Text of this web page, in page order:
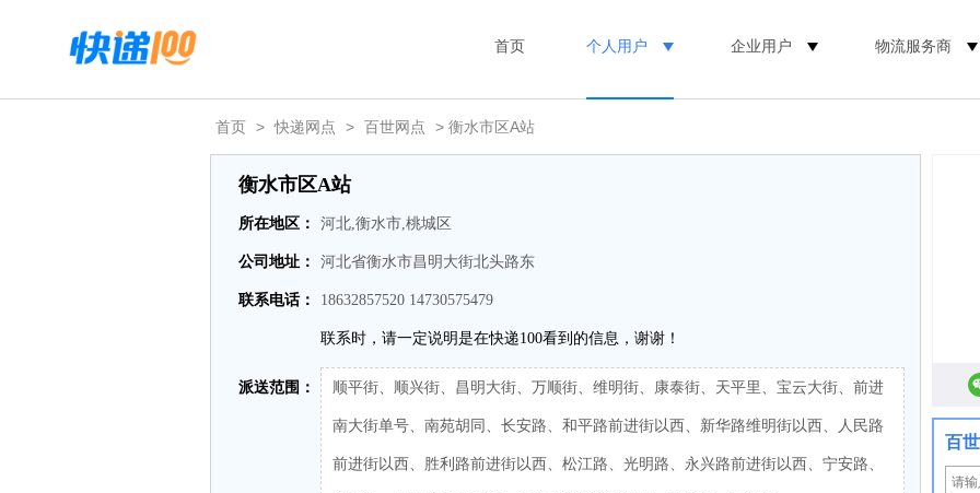
首页 个人用户 企业用户 物流服务商
首页 > 快递网点 > 百世网点 > 衡水市区A站
衡水市区A站
所在地区： 河北,衡水市,桃城区
公司地址： 河北省衡水市昌明大街北头路东
联系电话： 18632857520 14730575479
联系时，请一定说明是在快递100看到的信息，谢谢！
派送范围： 顺平街、顺兴街、昌明大街、万顺街、维明街、康泰街、天平里、宝云大街、前进
南大街单号、南苑胡同、长安路、和平路前进街以西、新华路维明街以西、人民路
前进街以西、胜利路前进街以西、松江路、光明路、永兴路前进街以西、宁安路、
百